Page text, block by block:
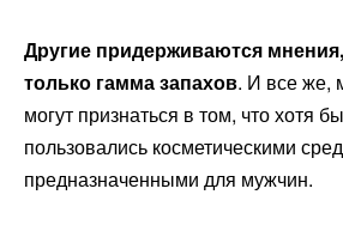
Другие придерживаются
только гамма запахов. И все же,
могут признаться в том, что хотя
пользовались косметическими
предназначенными для мужчин.